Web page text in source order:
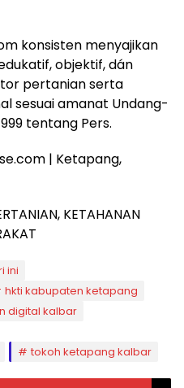
konsisten menyajikan
objektif, dán
pertanian serta
sesuai amanat Undang-
tentang Pers.
| Ketapang,
KETAHANAN
ini
hkti kabupaten ketapang
digital kalbar
tokoh ketapang kalbar